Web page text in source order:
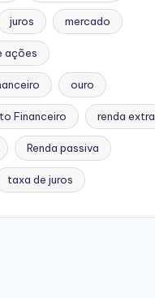
juros mercado
ações
ouro
Financeiro renda extra
Renda passiva
taxa de juros